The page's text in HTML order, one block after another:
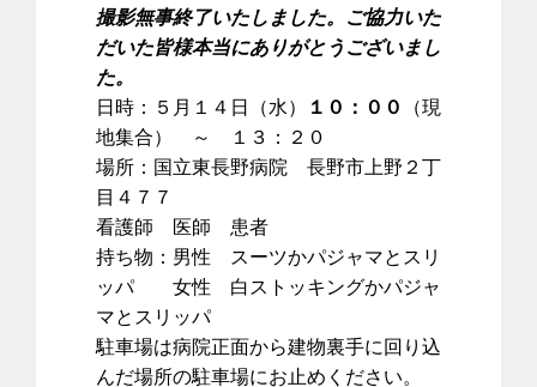
撮影無事終了いたしました。ご協力いた
だいた皆様本当にありがとうございまし
た。
日時：５月１４日（水）
１０：００ （現
地集合） ～ １３：２０
場所：国立東長野病院 長野市上野２丁
目４７７
看護師 医師 患者
持ち物：男性 スーツかパジャマとスリ
ッパ 女性 白ストッキングかパジャ
マとスリッパ
駐車場は病院正面から建物裏手に回り込
んだ場所の駐車場にお止めください。